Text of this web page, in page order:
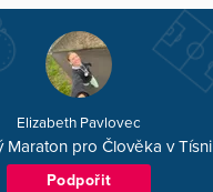
Elizabeth Pavlovec
Maraton pro Člověka v Tísni
Podpořit